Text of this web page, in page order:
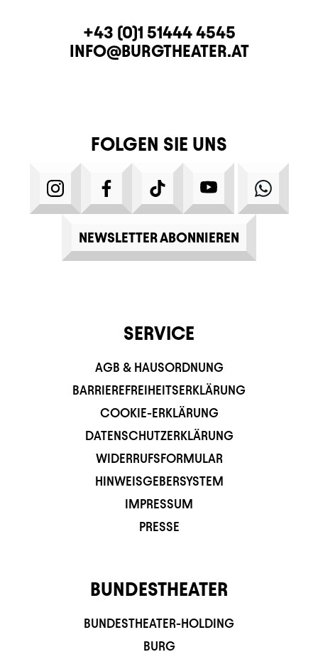
KONTAKTTELEFON
+43 (0)1 51444 4545
E-MAIL
INFO@BURGTHEATER.AT
FOLGEN SIE UNS
INSTAGRAMFACEBOOKTIKTOK YOUTUBE
NEWSLETTER ABONNIEREN
SERVICE
AGB & HAUSORDNUNG
BARRIEREFREIHEITSERKLÄRUNG
COOKIE-ERKLÄRUNG
DATENSCHUTZERKLÄRUNG
WIDERRUFSFORMULAR
HINWEISGEBERSYSTEM
IMPRESSUM
PRESSE
BUNDESTHEATER
BUNDESTHEATER-HOLDING
BURG